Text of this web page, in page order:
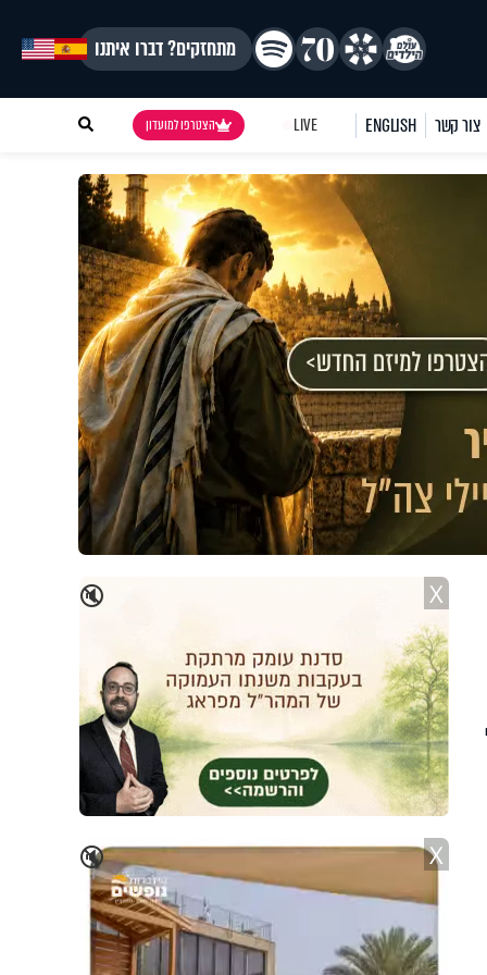
מתחזקים? דברו איתנו
צור קשר ENGLISH
LIVE הצטרפו למועדון
🔇 X
🔇 X